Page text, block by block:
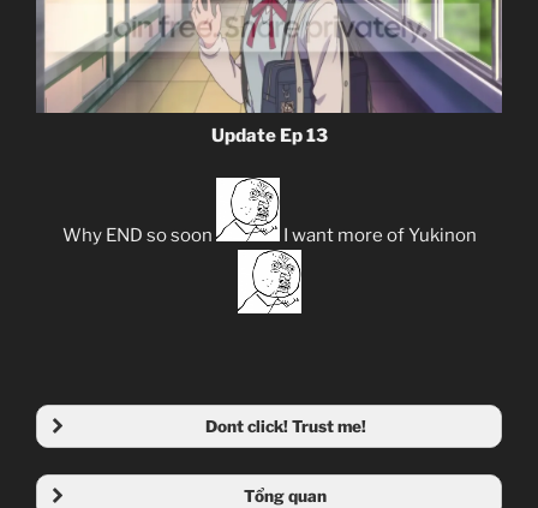
Update Ep 13
Why END so soon I want more of Yukinon
Dont click! Trust me!
Tổng quan